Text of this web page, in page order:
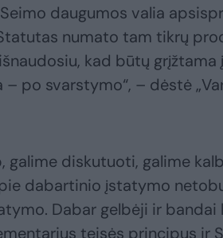
daugumos valia
numato tam tikrų
kad būtų
po svarstymo“, – dėstė
galime diskutuoti, galime
dabartinio įstatymo
Dabar gelbėji ir
teisės principus ir